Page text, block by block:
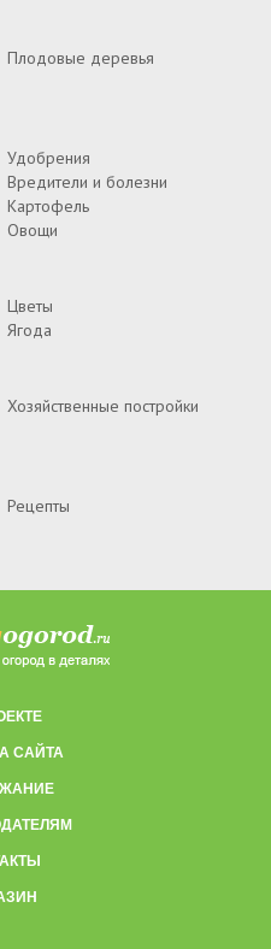
Плодовые деревья
Удобрения
Вредители и болезни
Картофель
Овощи
Цветы
Ягода
Хозяйственные постройки
Рецепты
САЙТА